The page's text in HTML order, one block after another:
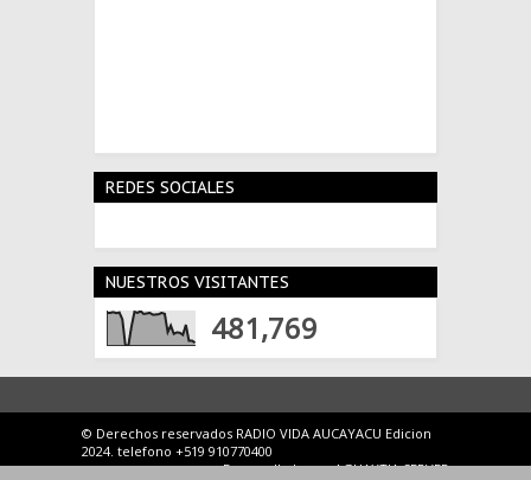
REDES SOCIALES
NUESTROS VISITANTES
481,769
© Derechos reservados RADIO VIDA AUCAYACU Edicion
2024. telefono +519 910770400
Desarrollado porAGUAYTIA SERVER